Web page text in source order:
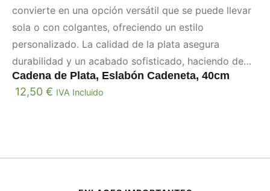
convierte en una opción versátil que se puede llevar
sola o con colgantes, ofreciendo un estilo
personalizado. La calidad de la plata asegura
durabilidad y un acabado sofisticado, haciendo de
esta cadena una adición imprescindible a cualquier
colección de joyas.
Cadena de Plata, Eslabón Cadeneta, 40cm
12,50 € IVA Incluido